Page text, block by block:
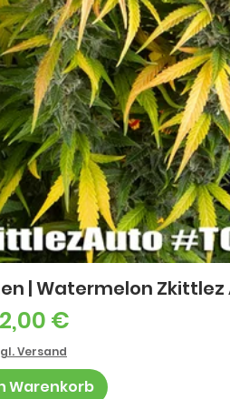
| Watermelon Zkittlez
€
Versand
Warenkorb